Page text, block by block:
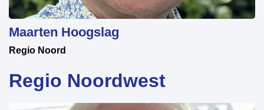
Maarten Hoogslag
Regio Noord
Regio Noordwest